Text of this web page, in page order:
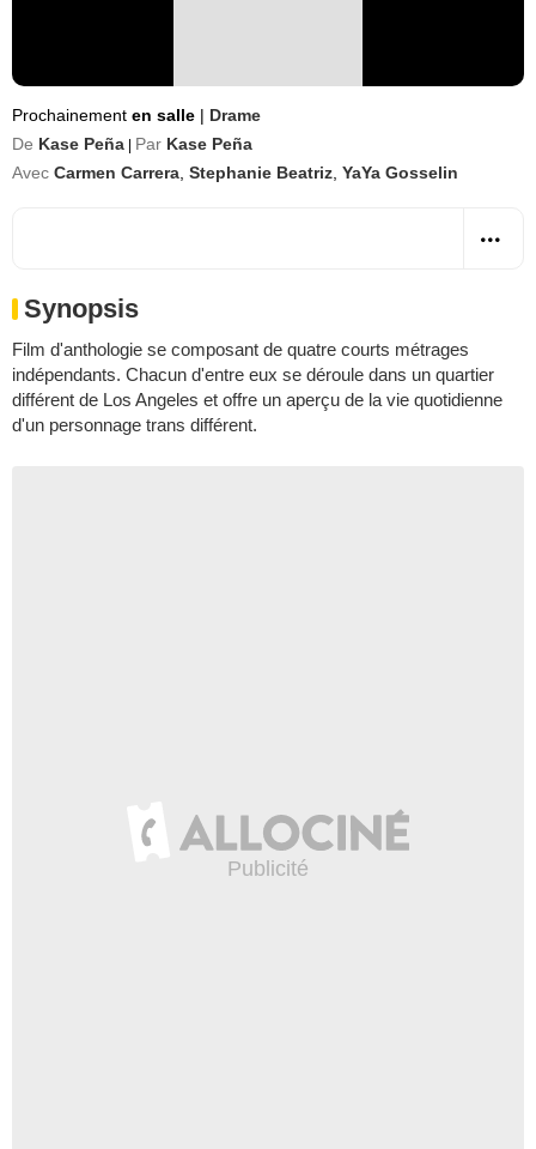
Prochainement en salle | Drame
De Kase Peña Par Kase Peña
Avec Carmen Carrera Stephanie Beatriz YaYa Gosselin
Synopsis
Film d'anthologie se composant de quatre courts métrages
indépendants. Chacun d'entre eux se déroule dans un quartier
différent de Los Angeles et offre un aperçu de la vie quotidienne
d'un personnage trans différent.